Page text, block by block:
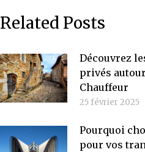
Related Posts
Découvrez
privés
Chauffeur
25 février 2025
Pourquoi
pour vos